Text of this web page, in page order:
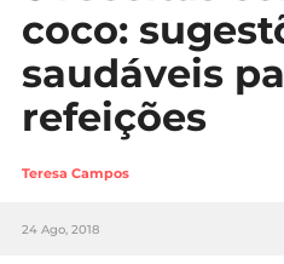
Casa
Lifestyle
Sociedade
Tecnologia
coco:
saudáveis
refeições
Teresa Campos
24 Ago, 2018